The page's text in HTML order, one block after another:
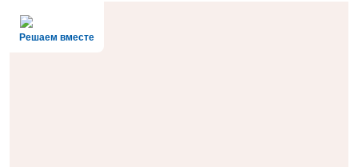
Решаем вместе